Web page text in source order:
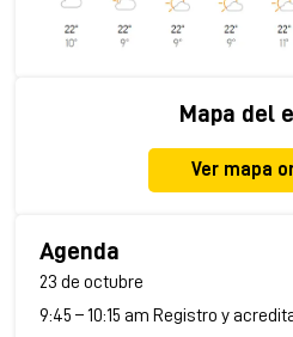
Mapa del
Ver mapa
Agenda
23 de octubre
9:45 – 10:15 am Registro y